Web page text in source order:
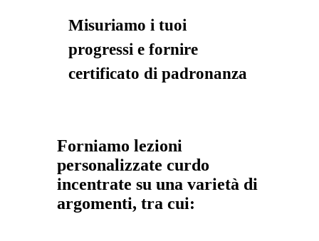
Misuriamo i tuoi
progressi e fornire
certificato di padronanza
Forniamo lezioni
personalizzate curdo
incentrate su una varietà di
argomenti, tra cui: